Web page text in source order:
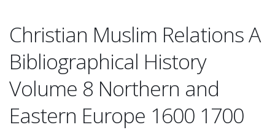
Christian Muslim Relations A
Bibliographical History
Volume 8 Northern and
Eastern Europe 1600 1700